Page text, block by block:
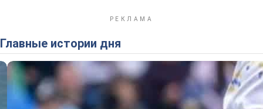
Главные истории дня